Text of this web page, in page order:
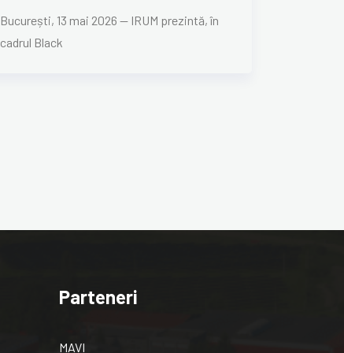
București, 13 mai 2026 — IRUM prezintă, în
cadrul Black
Parteneri
MAVI